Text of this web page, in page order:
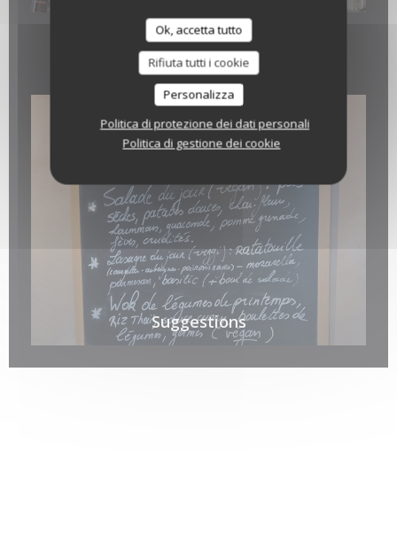
Ok, accetta tutto
Rifiuta tutti i cookie
Personalizza
Politica di protezione dei dati personali
Politica di gestione dei cookie
Suggestions 10.04.2026
Suggestions